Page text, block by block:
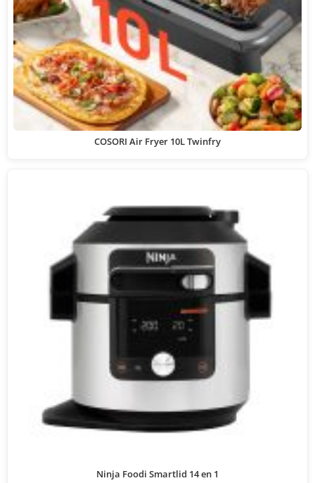
COSORI Air Fryer 10L Twinfry
Ninja Foodi Smartlid 14 en 1